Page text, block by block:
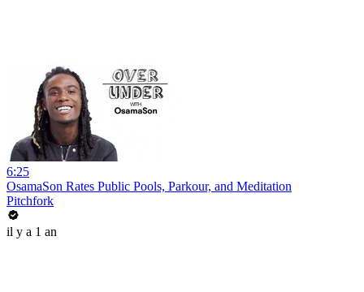
6:25
OsamaSon Rates Public Pools, Parkour, and Meditation
Pitchfork
il y a 1 an